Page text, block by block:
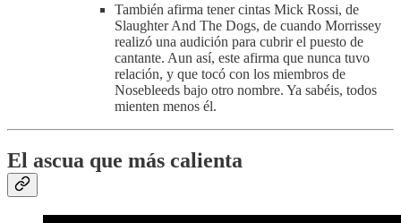
También afirma tener cintas Mick Rossi, de
Slaughter And The Dogs, de cuando Morrissey
realizó una audición para cubrir el puesto de
cantante. Aun así, este afirma que nunca tuvo
relación, y que tocó con los miembros de
Nosebleeds bajo otro nombre. Ya sabéis, todos
mienten menos él.
El ascua que más calienta